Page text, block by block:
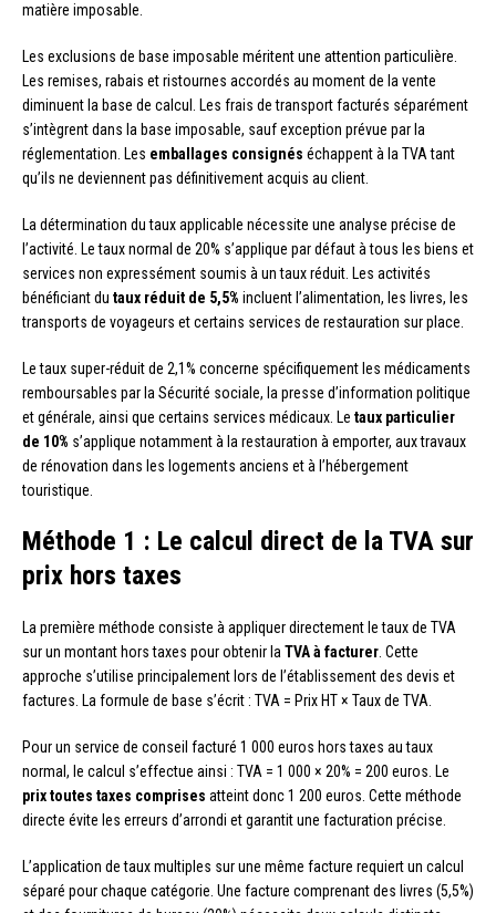
matière imposable.
Les exclusions de base imposable méritent une attention particulière.
Les remises, rabais et ristournes accordés au moment de la vente
diminuent la base de calcul. Les frais de transport facturés séparément
s’intègrent dans la base imposable, sauf exception prévue par la
réglementation. Les emballages consignés échappent à la TVA tant
qu’ils ne deviennent pas définitivement acquis au client.
La détermination du taux applicable nécessite une analyse précise de
l’activité. Le taux normal de 20% s’applique par défaut à tous les biens et
services non expressément soumis à un taux réduit. Les activités
bénéficiant du taux réduit de 5,5% incluent l’alimentation, les livres, les
transports de voyageurs et certains services de restauration sur place.
Le taux super-réduit de 2,1% concerne spécifiquement les médicaments
remboursables par la Sécurité sociale, la presse d’information politique
et générale, ainsi que certains services médicaux. Le taux particulier
de 10% s’applique notamment à la restauration à emporter, aux travaux
de rénovation dans les logements anciens et à l’hébergement
touristique.
Méthode 1 : Le calcul direct de la TVA sur
prix hors taxes
La première méthode consiste à appliquer directement le taux de TVA
sur un montant hors taxes pour obtenir laTVA à facturer. Cette
approche s’utilise principalement lors de l’établissement des devis et
factures. La formule de base s’écrit : TVA = Prix HT × Taux de TVA.
Pour un service de conseil facturé 1 000 euros hors taxes au taux
normal, le calcul s’effectue ainsi : TVA = 1 000 × 20% = 200 euros. Le
prix toutes taxes comprises atteint donc 1 200 euros. Cette méthode
directe évite les erreurs d’arrondi et garantit une facturation précise.
L’application de taux multiples sur une même facture requiert un calcul
séparé pour chaque catégorie. Une facture comprenant des livres (5,5%)